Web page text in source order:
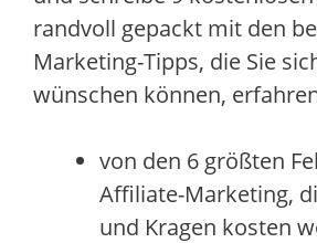
randvoll gepackt mit den
Marketing-Tipps, die Sie
wünschen können,
von den 6 größten
Affiliate-Marketing,
und Kragen kosten